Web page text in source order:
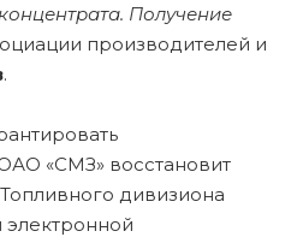
Получение
производителей и
.
«СМЗ» восстановит
дивизиона